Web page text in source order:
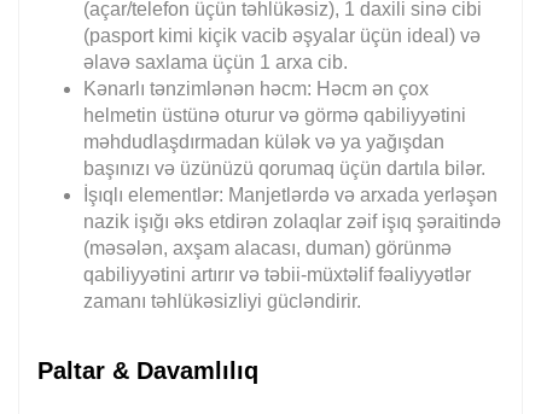
(açar/telefon üçün təhlükəsiz), 1 daxili sinə cibi
(pasport kimi kiçik vacib əşyalar üçün ideal) və
əlavə saxlama üçün 1 arxa cib.
Kənarlı tənzimlənən həcm: Həcm ən çox
helmetin üstünə oturur və görmə qabiliyyətini
məhdudlaşdırmadan külək və ya yağışdan
başınızı və üzünüzü qorumaq üçün dartıla bilər.
İşıqlı elementlər: Manjetlərdə və arxada yerləşən
nazik işığı əks etdirən zolaqlar zəif işıq şəraitində
(məsələn, axşam alacası, duman) görünmə
qabiliyyətini artırır və təbii-müxtəlif fəaliyyətlər
zamanı təhlükəsizliyi gücləndirir.
Paltar & Davamlılıq